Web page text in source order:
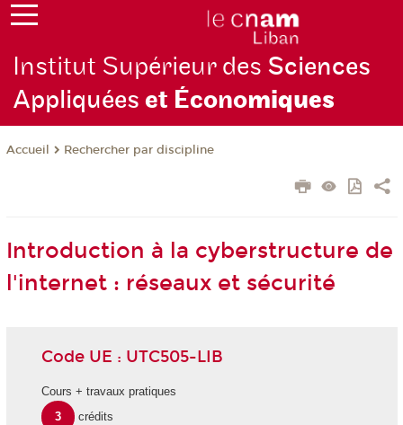
Institut Supérieur des Sciences
Appliquéeset Économiques
Accueil Rechercher par discipline
Introduction à la cyberstructure de
l'internet : réseaux et sécurité
Code UE : UTC505-LIB
Cours + travaux pratiques
3
crédits